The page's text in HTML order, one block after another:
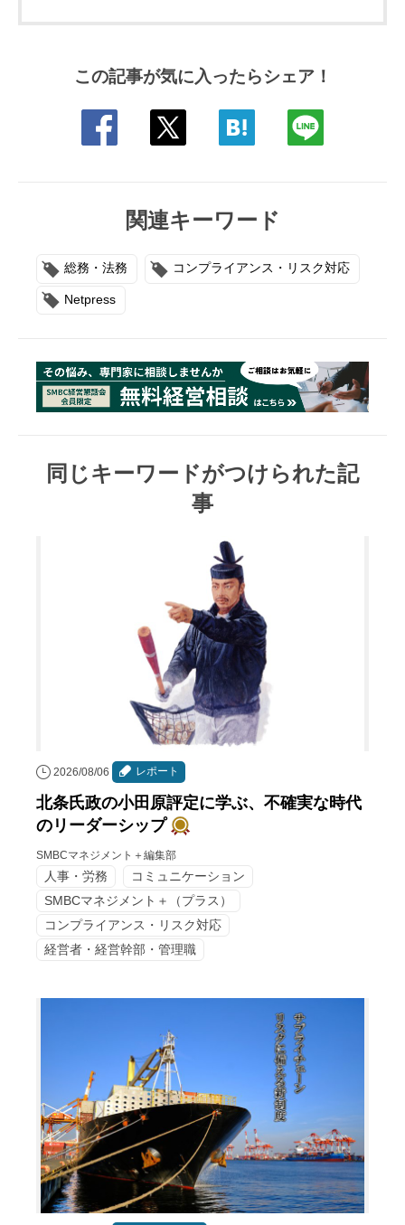
この記事が気に入ったらシェア！
関連キーワード
総務・法務 コンプライアンス・リスク対応
Netpress
同じキーワードがつけられた記
事
2026/08/06 レポート
北条氏政の小田原評定に学ぶ、不確実な時代
のリーダーシップ
SMBCマネジメント＋編集部
人事・労務
コミュニケーション
SMBCマネジメント＋（プラス）
コンプライアンス・リスク対応
経営者・経営幹部・管理職